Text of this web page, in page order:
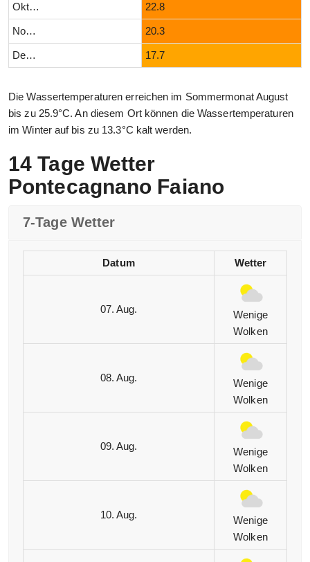
Oktober 22.8
November 20.3
Dezember 17.7
Die Wassertemperaturen erreichen im Sommermonat August
bis zu 25.9°C. An diesem Ort können die Wassertemperaturen
im Winter auf bis zu 13.3°C kalt werden.
14 Tage Wetter
Pontecagnano Faiano
7-Tage Wetter
Datum Wetter
07. Aug.
Wenige
Wolken
08. Aug.
Wenige
Wolken
09. Aug.
Wenige
Wolken
10. Aug.
Wenige
Wolken